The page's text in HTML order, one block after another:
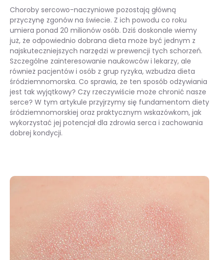
Choroby sercowo-naczyniowe pozostają główną
przyczynę zgonów na świecie. Z ich powodu co roku
umiera ponad 20 milionów osób. Dziś doskonale wiemy
już, że odpowiednio dobrana dieta może być jednym z
najskuteczniejszych narzędzi w prewencji tych schorzeń.
Szczególne zainteresowanie naukowców i lekarzy, ale
również pacjentów i osób z grup ryzyka, wzbudza dieta
śródziemnomorska. Co sprawia, że ten sposób odżywiania
jest tak wyjątkowy? Czy rzeczywiście może chronić nasze
serce? W tym artykule przyjrzymy się fundamentom diety
śródziemnomorskiej oraz praktycznym wskazówkom, jak
wykorzystać jej potencjał dla zdrowia serca i zachowania
dobrej kondycji.